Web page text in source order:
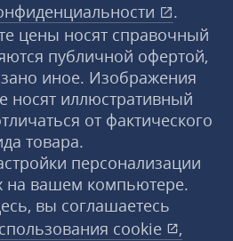
.
цены носят справочный
публичной офертой,
иное. Изображения
носят иллюстративный
от фактического
товара.
персонализации
на вашем компьютере.
вы соглашаетесь
cookie
,